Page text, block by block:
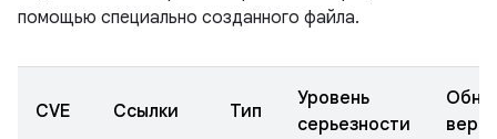
помощью специально созданного файла.
CVE Ссылки Тип
Уровень
серьезности